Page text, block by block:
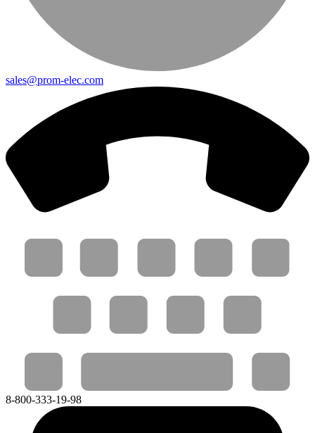
sales@prom-elec.com
8-800-333-19-98